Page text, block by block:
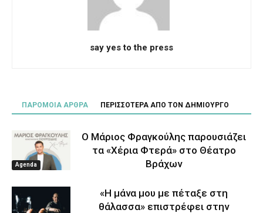
say yes to the press
ΠΑΡΟΜΟΙΑ ΑΡΘΡΑ ΠΕΡΙΣΣΟΤΕΡΑ ΑΠΟ ΤΟΝ ΔΗΜΙΟΥΡΓΟ
Agenda
Ο Μάριος Φραγκούλης παρουσιάζει
τα «Χέρια Φτερά» στο Θέατρο
Βράχων
«Η μάνα μου με πέταξε στη
θάλασσα» επιστρέφει στην